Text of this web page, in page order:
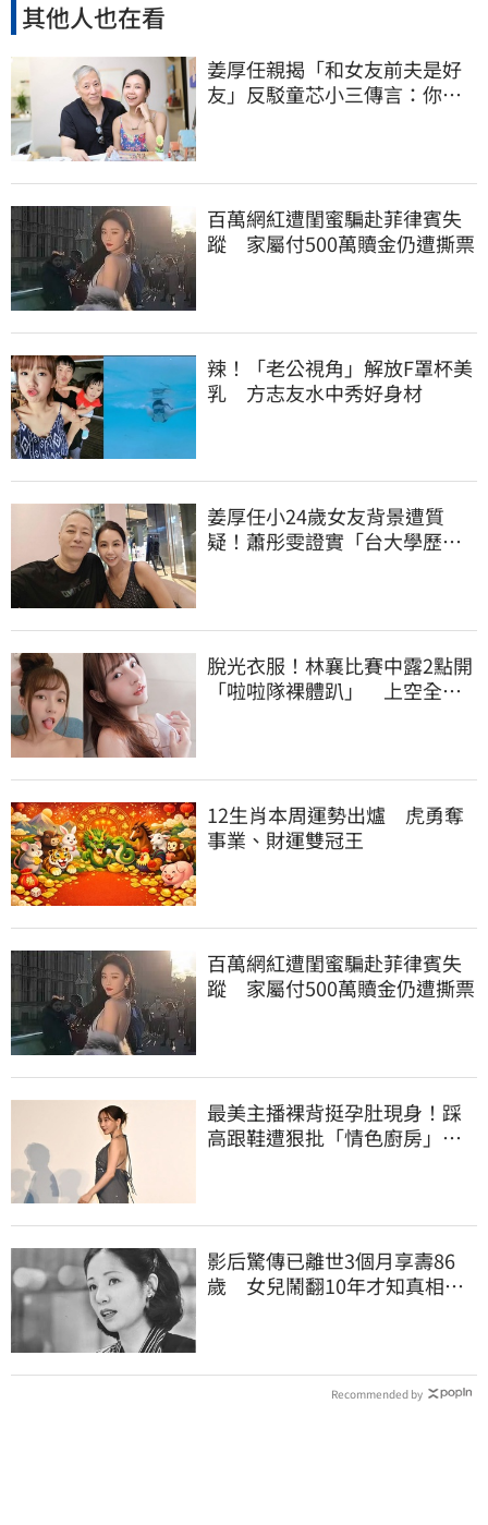
其他人也在看
姜厚任親揭「和女友前夫是好
友」反駁童芯小三傳言：你在
百萬網紅遭閨蜜騙赴菲律賓失
蹤 家屬付500萬贖金仍遭撕票
辣！「老公視角」解放F罩杯美
乳 方志友水中秀好身材
姜厚任小24歲女友背景遭質
疑！蕭彤雯證實「台大學歷是
脫光衣服！林襄比賽中露2點開
「啦啦隊裸體趴」 上空全裸
12生肖本周運勢出爐 虎勇奪
事業、財運雙冠王
百萬網紅遭閨蜜騙赴菲律賓失
蹤 家屬付500萬贖金仍遭撕票
最美主播裸背挺孕肚現身！踩
高跟鞋遭狠批「情色廚房」：
影后驚傳已離世3個月享壽86
歲 女兒鬧翻10年才知真相
Recommended by